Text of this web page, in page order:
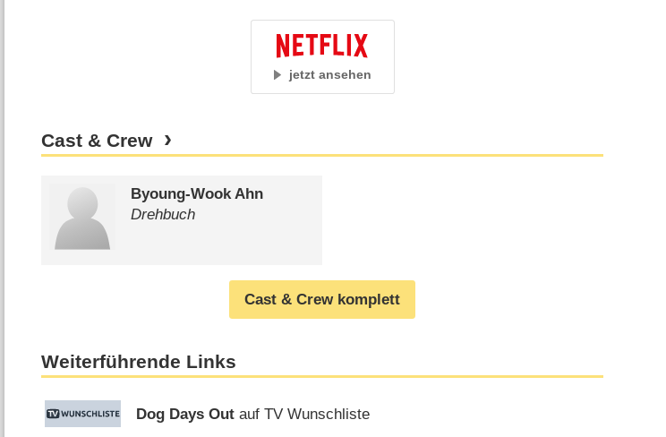
jetzt ansehen
Cast & Crew
Byoung-Wook Ahn
Drehbuch
Cast & Crew komplett
Weiterführende Links
Dog Days Out auf TV Wunschliste